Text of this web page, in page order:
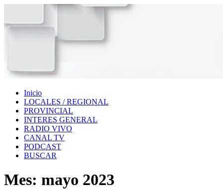
Inicio
LOCALES / REGIONAL
PROVINCIAL
INTERES GENERAL
RADIO VIVO
CANAL TV
PODCAST
BUSCAR
Mes: mayo 2023